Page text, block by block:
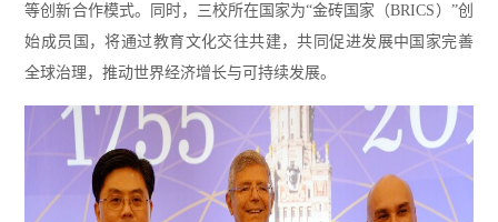
等创新合作模式。同时，三校所在国家为“金砖国家（BRICS）”创
始成员国，将通过教育文化交往共建，共同促进发展中国家完善
全球治理，推动世界经济增长与可持续发展。